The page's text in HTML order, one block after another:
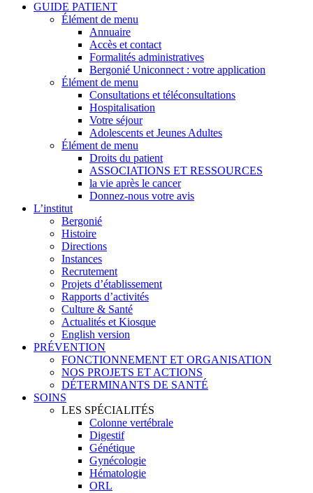
GUIDE PATIENT
Élément de menu
Annuaire
Accès et contact
Formalités administratives
Bergonié Uniconnect : votre application
Élément de menu
Consultations et téléconsultations
Hospitalisation
Votre séjour
Adolescents et Jeunes Adultes
Élément de menu
Droits du patient
ASSOCIATIONS ET RESSOURCES
la vie après le cancer
Donnez-nous votre avis
L’institut
Bergonié
Histoire
Directions
Instances
Recrutement
Projets d’établissement
Rapports d’activités
Culture & Santé
Actualités et Kiosque
English version
PRÉVENTION
FONCTIONNEMENT ET ORGANISATION
NOS PROJETS ET ACTIONS
DÉTERMINANTS DE SANTÉ
SOINS
LES SPÉCIALITÉS
Colonne vertébrale
Digestif
Génétique
Gynécologie
Hématologie
ORL